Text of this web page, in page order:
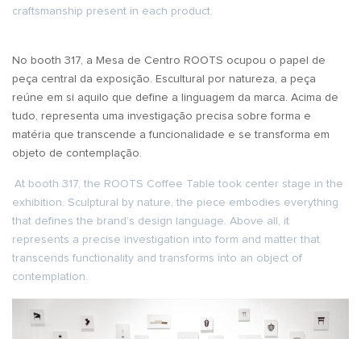
craftsmanship present in each product.
No booth 317, a Mesa de Centro ROOTS ocupou o papel de
peça central da exposição. Escultural por natureza, a peça
reúne em si aquilo que define a linguagem da marca. Acima de
tudo, representa uma investigação precisa sobre forma e
matéria que transcende a funcionalidade e se transforma em
objeto de contemplação.
At booth 317, the ROOTS Coffee Table took center stage in the
exhibition. Sculptural by nature, the piece embodies everything
that defines the brand’s design language. Above all, it
represents a precise investigation into form and matter that
transcends functionality and transforms into an object of
contemplation.